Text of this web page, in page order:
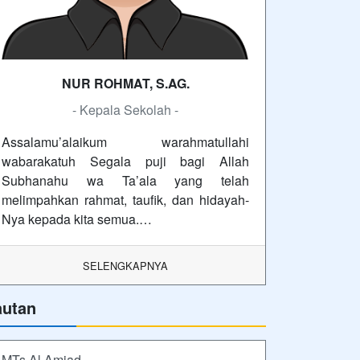
NUR ROHMAT, S.AG.
- Kepala Sekolah -
Assalamu’alaikum warahmatullahi
wabarakatuh Segala puji bagi Allah
Subhanahu wa Ta’ala yang telah
melimpahkan rahmat, taufik, dan hidayah-
Nya kepada kita semua.…
SELENGKAPNYA